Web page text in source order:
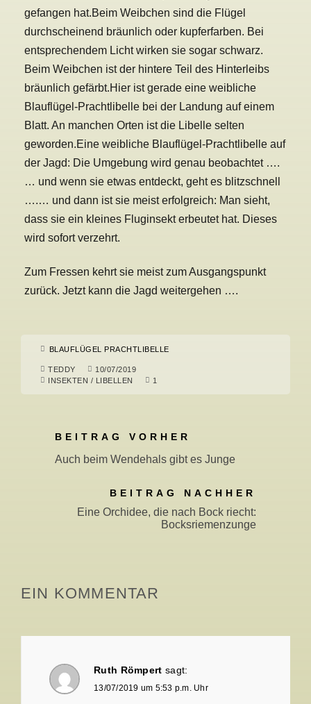
gefangen hat.Beim Weibchen sind die Flügel
durchscheinend bräunlich oder kupferfarben. Bei
entsprechendem Licht wirken sie sogar schwarz.
Beim Weibchen ist der hintere Teil des Hinterleibs
bräunlich gefärbt.Hier ist gerade eine weibliche
Blauflügel-Prachtlibelle bei der Landung auf einem
Blatt. An manchen Orten ist die Libelle selten
geworden.Eine weibliche Blauflügel-Prachtlibelle auf
der Jagd: Die Umgebung wird genau beobachtet ….
… und wenn sie etwas entdeckt, geht es blitzschnell
….… und dann ist sie meist erfolgreich: Man sieht,
dass sie ein kleines Fluginsekt erbeutet hat. Dieses
wird sofort verzehrt.
Zum Fressen kehrt sie meist zum Ausgangspunkt
zurück. Jetzt kann die Jagd weitergehen ….
BLAUFLÜGEL PRACHTLIBELLE
TEDDY
10/07/2019
INSEKTEN / LIBELLEN 1
BEITRAG VORHER
Auch beim Wendehals gibt es Junge
BEITRAG NACHHER
Eine Orchidee, die nach Bock riecht:
Bocksriemenzunge
EIN KOMMENTAR
Ruth Römpert sagt:
13/07/2019 um 5:53 p.m. Uhr